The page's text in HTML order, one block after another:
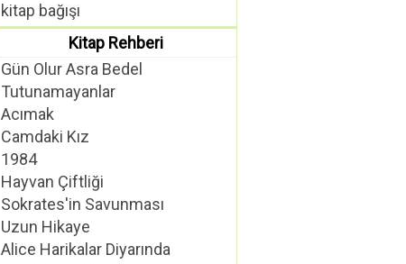
kitap bağışı
Kitap Rehberi
Gün Olur Asra Bedel
Tutunamayanlar
Acımak
Camdaki Kız
1984
Hayvan Çiftliği
Sokrates'in Savunması
Uzun Hikaye
Alice Harikalar Diyarında